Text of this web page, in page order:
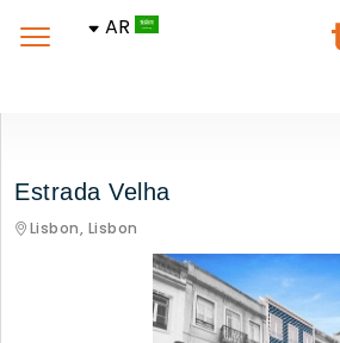
AR
Estrada Velha
Lisbon, Lisbon